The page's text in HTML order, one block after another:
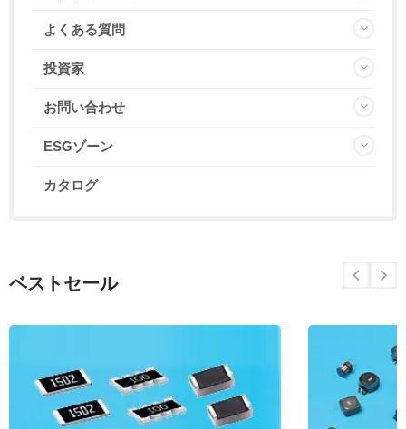
よくある質問
投資家
お問い合わせ
ESGゾーン
カタログ
ベストセール